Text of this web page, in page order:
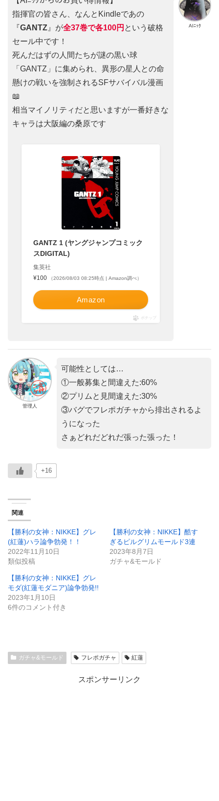
AIﾆｯｸ
指揮官の皆さん、なんとKindleであの
『GANTZ 』が全37巻で各100円 という破格
セール中です！
死んだはずの人間たちが謎の黒い球
「GANTZ」に集められ、異形の星人との命
懸けの戦いを強制されるSFサバイバル漫画
📖
相当マイノリティだと思いますが一番好きな
キャラは大阪編の桑原です
GANTZ 1 (ヤングジャンプコミック
スDIGITAL)
集英社
¥100
（2026/08/03 08:25時点 | Amazon調べ）
Amazon
ポチップ
管理人
可能性としては…
①一般募集と間違えた:60%
②プリムと見間違えた:30%
③バグでフレポガチャから排出されるよ
うになった
さぁどれだどれだ張った張った！
+16
関連
【勝利の女神：NIKKE】グレ
(紅蓮)ハラ論争勃発！！
2022年11月10日
類似投稿
【勝利の女神：NIKKE】酷す
ぎるピルグリムモールド3連
2023年8月7日
ガチャ&モールド
【勝利の女神：NIKKE】グレ
モダ(紅蓮モダニア)論争勃発!!
2023年1月10日
6件のコメント付き
ガチャ&モールド フレポガチャ 紅蓮
スポンサーリンク